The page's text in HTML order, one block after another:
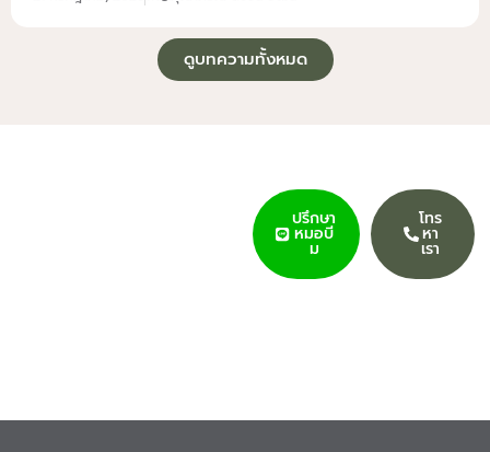
ดูบทความทั้งหมด
ปรึกษา
หมอบี
ม
โทร
หา
เรา